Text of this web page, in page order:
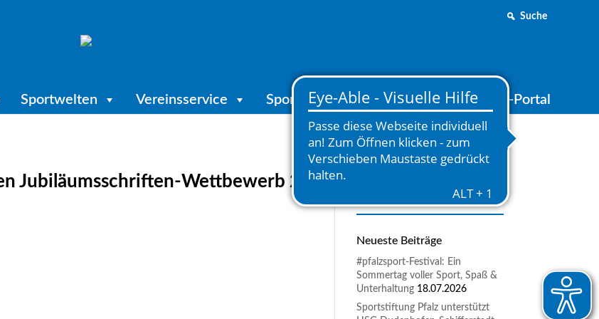
Suche
Sportwelten Vereinsservice Sportjugend Medien Online-Portal
Jubiläumsschriften-Wettbewerb 2024
Neueste Beiträge
#pfalzsport-Festival: Ein
Sommertag voller Sport, Spaß &
Unterhaltung 18.07.2026
Sportstiftung Pfalz unterstützt